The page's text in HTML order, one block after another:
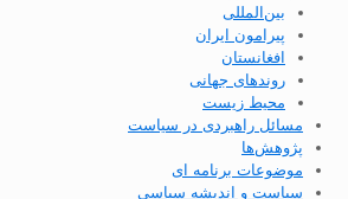
بین‌المللی
پیرامون ایران
افغانستان
روندهای جهانی
محیط زیست
مسائل راهبردی در سیاست
پژوهش‌ها
موضوعات برنامه ای
سیاست و اندیشه سیاسی